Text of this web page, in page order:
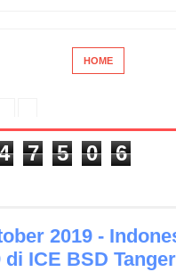
HOME
7 5 0 6
2019 -
di ICE BSD